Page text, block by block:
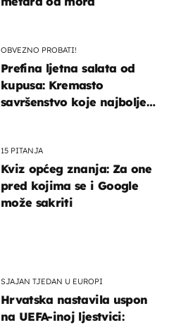
SJAJAN TJEDAN U EUROPI
Hrvatska nastavila uspon
na UEFA-inoj ljestvici:
OBVEZNO PROBATI!
Prefina ljetna salata od
kupusa: Kremasto
savršenstvo koje najbolje
15 PITANJA
Kviz općeg znanja: Za one
pred kojima se i Google
može sakriti